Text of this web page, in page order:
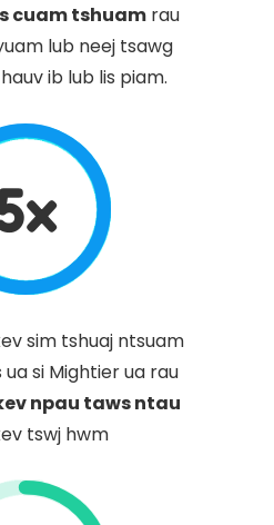
cuam tshuam rau
lub neej tsawg
ib lub lis piam.
sim tshuaj ntsuam
si Mightier ua rau
npau taws ntau
tswj hwm